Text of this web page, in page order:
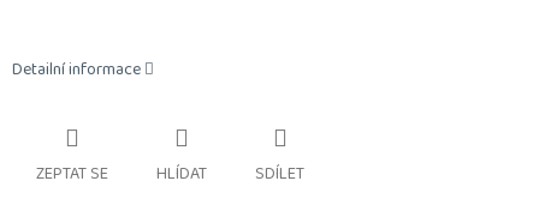
Detailní informace
ZEPTAT SE HLÍDAT SDÍLET